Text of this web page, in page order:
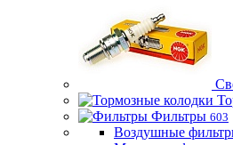
Фильтры 603
Воздушные